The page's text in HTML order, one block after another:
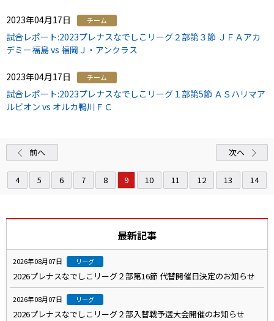
2023年04月17日 チーム
試合レポート:2023プレナスなでしこリーグ２部第３節 ＪＦＡアカ
デミー福島 vs 福岡Ｊ・アンクラス
2023年04月17日 チーム
試合レポート:2023プレナスなでしこリーグ１部第5節 ＡＳハリマア
ルビオン vs オルカ鴨川ＦＣ
前へ
4 5 6 7 8 9 10 11 12 13 14
次へ
最新記事
2026年08月07日 リーグ
2026プレナスなでしこリーグ２部第16節 代替開催日決定のお知らせ
2026年08月07日 リーグ
2026プレナスなでしこリーグ２部入替戦予選大会開催のお知らせ